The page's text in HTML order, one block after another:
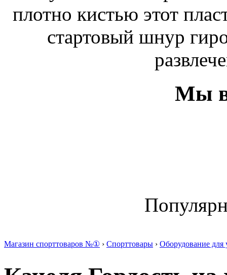
плотно кистью этот
стартовый шнур
Мы в
Магазин спорттоваров №① › Спорттовары › Оборудование для